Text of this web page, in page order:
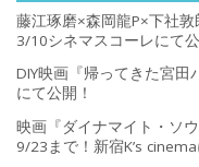
藤江琢磨×森岡龍P×下社敦
3/10シネマスコーレにて公
DIY映画『帰ってきた宮
にて公開！
映画『ダイナマイト・ソ
9/23まで！新宿K’s